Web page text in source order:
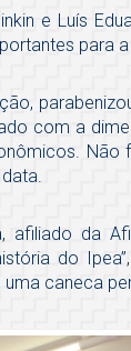
e Luís
para a
com a
Não
da
do
caneca